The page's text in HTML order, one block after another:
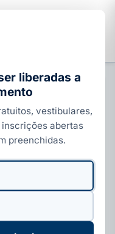
em
de
liberadas a
vestibulares,
abertas
preenchidas.